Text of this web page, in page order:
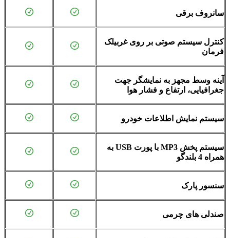
سانروف برقی
کنترل سیستم صوتی بر روی غربیلک
فرمان
آینه وسط مجهز به نمایشگر جهت
جغرافیایی، ارتفاع و فشار هوا
سیستم نمایش اطلاعات خودرو
سیستم پخش MP3 با پورت USB به
همراه 4 بلندگو
سنسور پارک
صندلی های چرمی